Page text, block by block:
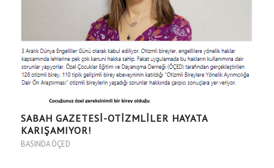
SABAH GAZETESI-OTIZMLILER HAYATA
KARIŞAMIYOR!
BASINDA ÖÇED